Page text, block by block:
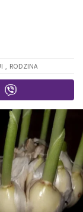
, RODZINA